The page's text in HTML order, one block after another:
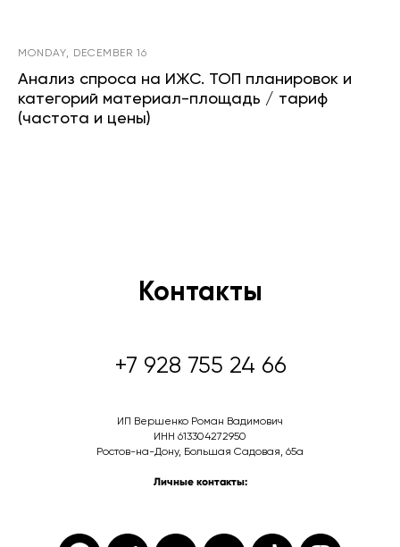
MONDAY, DECEMBER 16
Анализ спроса на ИЖС. ТОП планировок и
категорий материал-площадь / тариф
(частота и цены)
Контакты
+7 928 755 24 66
ИП Вершенко Роман Вадимович
ИНН 613304272950
Ростов-на-Дону, Большая Садовая, 65а
Личные контакты: